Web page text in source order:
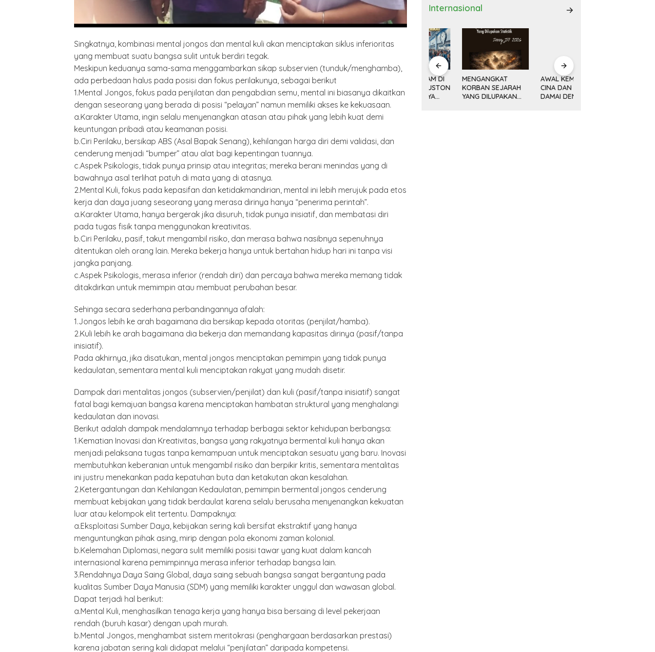
Singkatnya, kombinasi mental jongos dan mental kuli akan menciptakan siklus inferioritas
yang membuat suatu bangsa sulit untuk berdiri tegak.
Meskipun keduanya sama-sama menggambarkan sikap subservien (tunduk/menghamba),
ada perbedaan halus pada posisi dan fokus perilakunya, sebagai berikut
1.Mental Jongos, fokus pada penjilatan dan pengabdian semu, mental ini biasanya dikaitkan
dengan seseorang yang berada di posisi “pelayan” namun memiliki akses ke kekuasaan.
a.Karakter Utama, ingin selalu menyenangkan atasan atau pihak yang lebih kuat demi
keuntungan pribadi atau keamanan posisi.
b.Ciri Perilaku, bersikap ABS (Asal Bapak Senang), kehilangan harga diri demi validasi, dan
cenderung menjadi “bumper” atau alat bagi kepentingan tuannya.
c.Aspek Psikologis, tidak punya prinsip atau integritas; mereka berani menindas yang di
bawahnya asal terlihat patuh di mata yang di atasnya.
2.Mental Kuli, fokus pada kepasifan dan ketidakmandirian, mental ini lebih merujuk pada etos
kerja dan daya juang seseorang yang merasa dirinya hanya “penerima perintah”.
a.Karakter Utama, hanya bergerak jika disuruh, tidak punya inisiatif, dan membatasi diri
pada tugas fisik tanpa menggunakan kreativitas.
b.Ciri Perilaku, pasif, takut mengambil risiko, dan merasa bahwa nasibnya sepenuhnya
ditentukan oleh orang lain. Mereka bekerja hanya untuk bertahan hidup hari ini tanpa visi
jangka panjang.
c.Aspek Psikologis, merasa inferior (rendah diri) dan percaya bahwa mereka memang tidak
ditakdirkan untuk memimpin atau membuat perubahan besar.
Sehinga secara sederhana perbandingannya afalah:
1.Jongos lebih ke arah bagaimana dia bersikap kepada otoritas (penjilat/hamba).
2.Kuli lebih ke arah bagaimana dia bekerja dan memandang kapasitas dirinya (pasif/tanpa
inisiatif).
Pada akhirnya, jika disatukan, mental jongos menciptakan pemimpin yang tidak punya
kedaulatan, sementara mental kuli menciptakan rakyat yang mudah disetir.
Dampak dari mentalitas jongos (subservien/penjilat) dan kuli (pasif/tanpa inisiatif) sangat
fatal bagi kemajuan bangsa karena menciptakan hambatan struktural yang menghalangi
kedaulatan dan inovasi.
Berikut adalah dampak mendalamnya terhadap berbagai sektor kehidupan berbangsa:
1.Kematian Inovasi dan Kreativitas, bangsa yang rakyatnya bermental kuli hanya akan
menjadi pelaksana tugas tanpa kemampuan untuk menciptakan sesuatu yang baru. Inovasi
membutuhkan keberanian untuk mengambil risiko dan berpikir kritis, sementara mentalitas
ini justru menekankan pada kepatuhan buta dan ketakutan akan kesalahan.
2.Ketergantungan dan Kehilangan Kedaulatan, pemimpin bermental jongos cenderung
membuat kebijakan yang tidak berdaulat karena selalu berusaha menyenangkan kekuatan
luar atau kelompok elit tertentu. Dampaknya:
a.Eksploitasi Sumber Daya, kebijakan sering kali bersifat ekstraktif yang hanya
menguntungkan pihak asing, mirip dengan pola ekonomi zaman kolonial.
b.Kelemahan Diplomasi, negara sulit memiliki posisi tawar yang kuat dalam kancah
internasional karena pemimpinnya merasa inferior terhadap bangsa lain.
3.Rendahnya Daya Saing Global, daya saing sebuah bangsa sangat bergantung pada
kualitas Sumber Daya Manusia (SDM) yang memiliki karakter unggul dan wawasan global.
Dapat terjadi hal berikut:
a.Mental Kuli, menghasilkan tenaga kerja yang hanya bisa bersaing di level pekerjaan
rendah (buruh kasar) dengan upah murah.
b.Mental Jongos, menghambat sistem meritokrasi (penghargaan berdasarkan prestasi)
karena jabatan sering kali didapat melalui “penjilatan” daripada kompetensi.
Internasional
Minyak, Bisnis dan
Politik (9)
BANGKITNYA
NEGARA MINYAK
MELAWAN
SUPERPOWER DUNIA
DONALD TRUMP,
TARIF 32 PERSEN
DAN KISAH SEPATU
CIBADUYUT
BANDARA HOUSTON
DAN MACETNYA
POLITIK AMERIKA
SERIKAT
MENGANGKAT
KORBAN SEJARAH
YANG DILUPAKAN
AWAL KEMAJUAN
CINA DAN REVOLUSI
DAMAI DENG